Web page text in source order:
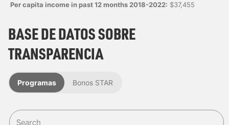
Per capita income in past 12 months 2018-2022: $37,455
BASE DE DATOS SOBRE
TRANSPARENCIA
Programas Bonos STAR